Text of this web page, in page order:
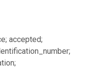
accepted;